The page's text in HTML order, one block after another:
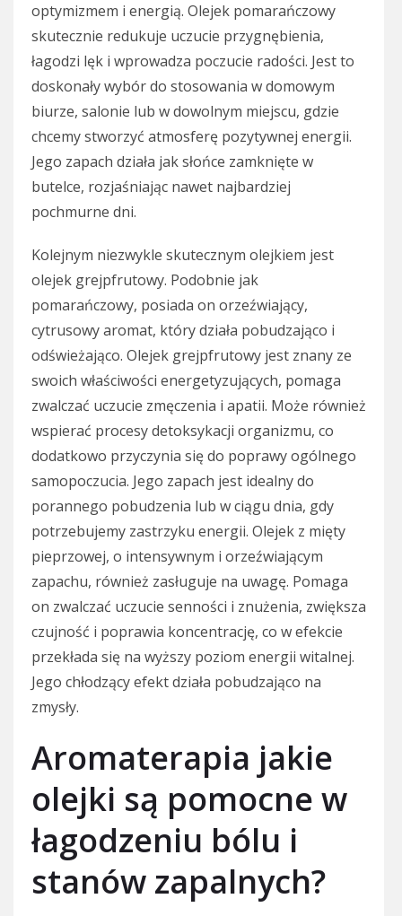
optymizmem i energią. Olejek pomarańczowy
skutecznie redukuje uczucie przygnębienia,
łagodzi lęk i wprowadza poczucie radości. Jest to
doskonały wybór do stosowania w domowym
biurze, salonie lub w dowolnym miejscu, gdzie
chcemy stworzyć atmosferę pozytywnej energii.
Jego zapach działa jak słońce zamknięte w
butelce, rozjaśniając nawet najbardziej
pochmurne dni.
Kolejnym niezwykle skutecznym olejkiem jest
olejek grejpfrutowy. Podobnie jak
pomarańczowy, posiada on orzeźwiający,
cytrusowy aromat, który działa pobudzająco i
odświeżająco. Olejek grejpfrutowy jest znany ze
swoich właściwości energetyzujących, pomaga
zwalczać uczucie zmęczenia i apatii. Może również
wspierać procesy detoksykacji organizmu, co
dodatkowo przyczynia się do poprawy ogólnego
samopoczucia. Jego zapach jest idealny do
porannego pobudzenia lub w ciągu dnia, gdy
potrzebujemy zastrzyku energii. Olejek z mięty
pieprzowej, o intensywnym i orzeźwiającym
zapachu, również zasługuje na uwagę. Pomaga
on zwalczać uczucie senności i znużenia, zwiększa
czujność i poprawia koncentrację, co w efekcie
przekłada się na wyższy poziom energii witalnej.
Jego chłodzący efekt działa pobudzająco na
zmysły.
Aromaterapia jakie
olejki są pomocne w
łagodzeniu bólu i
stanów zapalnych?